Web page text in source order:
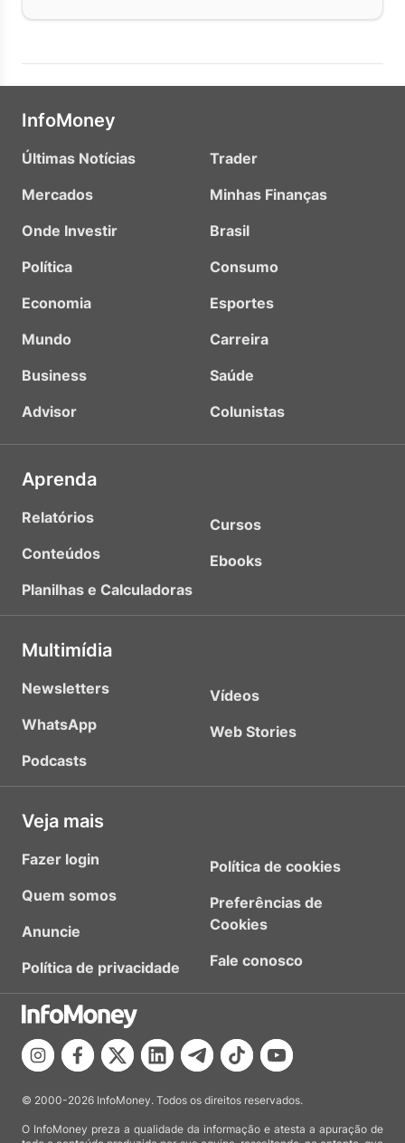
InfoMoney
Últimas Notícias
Mercados
Onde Investir
Política
Economia
Mundo
Business
Advisor
Trader
Minhas Finanças
Brasil
Consumo
Esportes
Carreira
Saúde
Colunistas
Aprenda
Relatórios
Conteúdos
Planilhas e Calculadoras
Cursos
Ebooks
Multimídia
Newsletters
WhatsApp
Podcasts
Vídeos
Web Stories
Veja mais
Fazer login
Quem somos
Anuncie
Política de privacidade
Política de cookies
Preferências de
Cookies
Fale conosco
© 2000-2026 InfoMoney. Todos os direitos reservados.
O InfoMoney preza a qualidade da informação e atesta a apuração de